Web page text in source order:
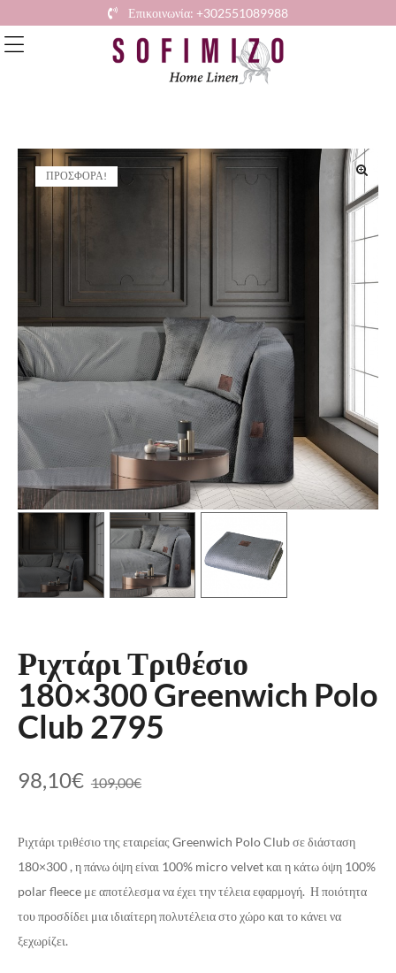
Επικοινωνία: +302551089988
ΠΡΟΣΦΟΡΆ!
Ριχτάρι Τριθέσιο
180×300 Greenwich Polo
Club 2795
109,00€
98,10€
Ριχτάρι τριθέσιο της εταιρείας Greenwich Polo Club σε διάσταση
180×300 , η πάνω όψη είναι 100% micro velvet και η κάτω όψη 100%
polar fleece με αποτέλεσμα να έχει την τέλεια εφαρμογή. Η ποιότητα
του προσδίδει μια ιδιαίτερη πολυτέλεια στο χώρο και το κάνει να
ξεχωρίζει.